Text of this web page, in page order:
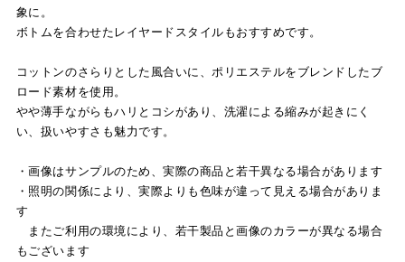
象に。
ボトムを合わせたレイヤードスタイルもおすすめです。
コットンのさらりとした風合いに、ポリエステルをブレンドしたブ
ロード素材を使用。
やや薄手ながらもハリとコシがあり、洗濯による縮みが起きにく
い、扱いやすさも魅力です。
・画像はサンプルのため、実際の商品と若干異なる場合があります
・照明の関係により、実際よりも色味が違って見える場合がありま
す
またご利用の環境により、若干製品と画像のカラーが異なる場合
もございます